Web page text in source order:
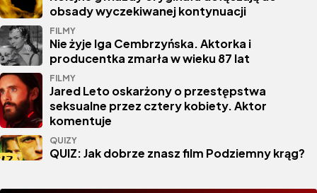
obsady wyczekiwanej kontynuacji
FILMY
Nie żyje Iga Cembrzyńska. Aktorka i
producentka zmarła w wieku 87 lat
FILMY
Jared Leto oskarżony o przestępstwa
seksualne przez cztery kobiety. Aktor
komentuje
QUIZY
QUIZ: Jak dobrze znasz film Podziemny krąg?